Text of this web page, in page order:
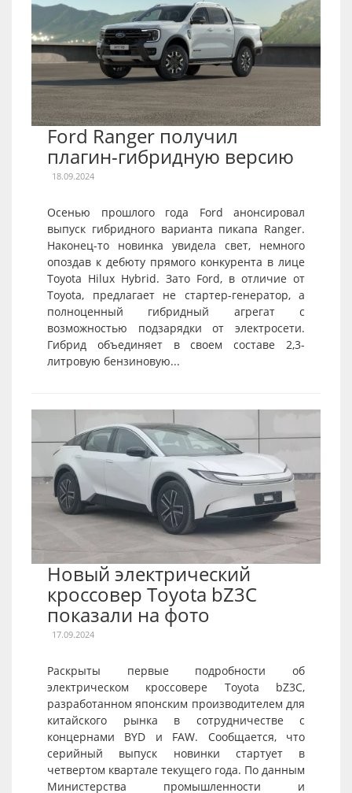
Ford Ranger получил
плагин-гибридную версию
18.09.2024
Осенью прошлого года Ford анонсировал
выпуск гибридного варианта пикапа Ranger.
Наконец-то новинка увидела свет, немного
опоздав к дебюту прямого конкурента в лице
Toyota Hilux Hybrid. Зато Ford, в отличие от
Toyota, предлагает не стартер-генератор, а
полноценный гибридный агрегат с
возможностью подзарядки от электросети.
Гибрид объединяет в своем составе 2,3-
литровую бензиновую...
Новый электрический
кроссовер Toyota bZ3C
показали на фото
17.09.2024
Раскрыты первые подробности об
электрическом кроссовере Toyota bZ3C,
разработанном японским производителем для
китайского рынка в сотрудничестве с
концернами BYD и FAW. Сообщается, что
серийный выпуск новинки стартует в
четвертом квартале текущего года. По данным
Министерства промышленности и